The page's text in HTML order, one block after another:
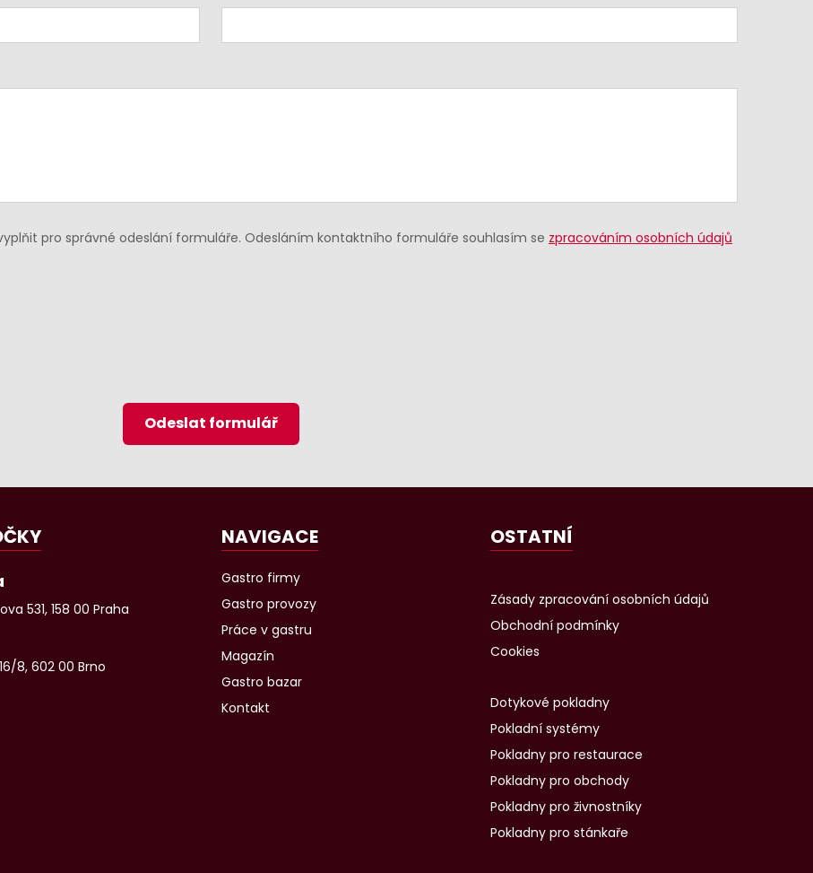
pro správné odeslání formuláře. Odesláním kontaktního formuláře souhlasím se zpracováním osobních údajů
Odeslat formulář
531, 158 00 Praha
8, 602 00 Brno
NAVIGACE
Gastro firmy
Gastro provozy
Práce v gastru
Magazín
Gastro bazar
Kontakt
OSTATNÍ
Zásady zpracování osobních údajů
Obchodní podmínky
Cookies
Dotykové pokladny
Pokladní systémy
Pokladny pro restaurace
Pokladny pro obchody
Pokladny pro živnostníky
Pokladny pro stánkaře